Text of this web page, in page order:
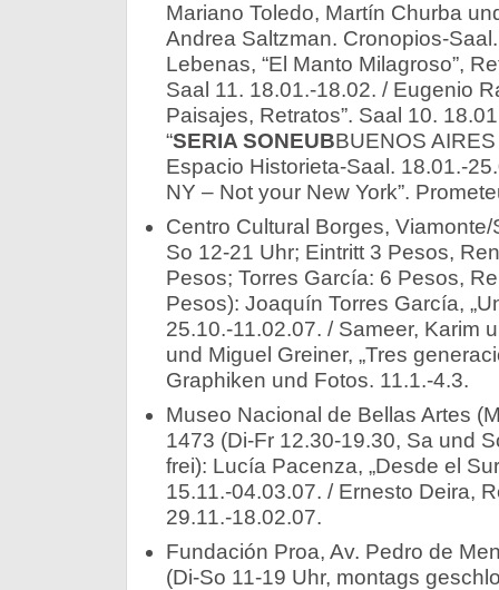
Mariano Toledo, Martín Churba
Andrea Saltzman. Cronopios-
Lebenas, “El Manto Milagroso”,
Saal 11. 18.01.-18.02. / Eugenio
Paisajes, Retratos”. Saal 10.
“SERIA SONEUBBUENOS
Espacio Historieta-Saal. 18.01.-
NY – Not your New York”.
Centro Cultural Borges,
So 12-21 Uhr; Eintritt 3 Pesos,
Pesos; Torres García: 6 Pesos,
Pesos): Joaquín Torres García,
25.10.-11.02.07. / Sameer, Karim
und Miguel Greiner, „Tres
Graphiken und Fotos. 11.1.-4.3.
Museo Nacional de Bellas Artes
1473 (Di-Fr 12.30-19.30, Sa und
frei): Lucía Pacenza, „Desde el
15.11.-04.03.07. / Ernesto Deira,
29.11.-18.02.07.
Fundación Proa, Av. Pedro de
(Di-So 11-19 Uhr, montags